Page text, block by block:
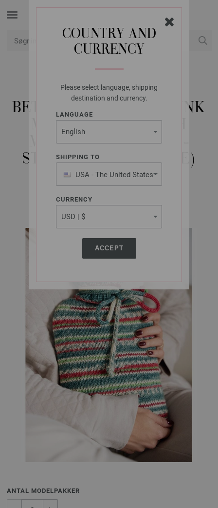
COUNTRY AND
CURRENCY
Please select language, shipping
destination and currency.
LANGUAGE
SHIPPING TO
USA - The United States
of America
CURRENCY
ACCEPT
LANA GROSSA
BETRÆK TIL VARMEDUNK
MEILENWEIT 6-FACH
MERINO CHRISTMAS -
STRIKKEOPSKRIFT (SE)
X-Mas Flyer 2024 | Model 6
ANTAL MODELPAKKER